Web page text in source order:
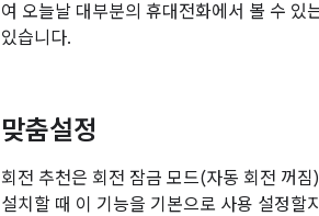
여 오늘날 대부분의 휴대전화에서 볼 수 있
있습니다.
맞춤설정
회전 추천은 회전 잠금 모드(자동 회전 꺼
설치할 때 이 기능을 기본으로 사용 설정할